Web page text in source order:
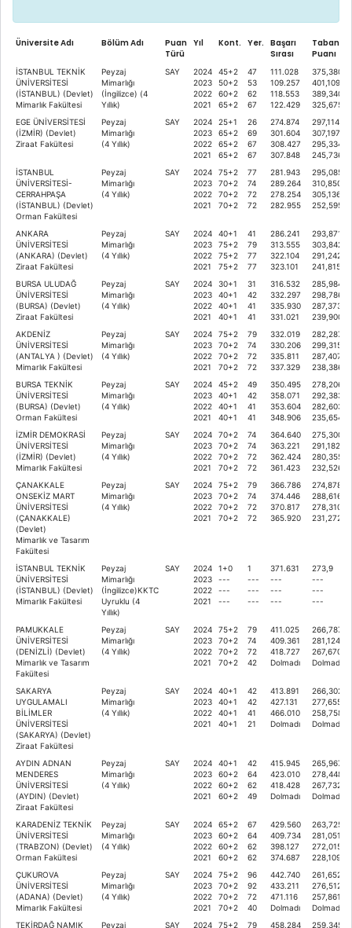
Üniversite Adı Bölüm Adı
Puan
Türü
Yıl Kont. Yer. Başarı
Sırası
Taban
Puanı
İSTANBUL TEKNİK
ÜNİVERSİTESİ
(İSTANBUL) (Devlet)
Mimarlık Fakültesi
Peyzaj
Mimarlığı
(İngilizce) (4
Yıllık)
SAY
2024
2023
2022
2021
45+2
50+2
60+2
65+2
47
53
62
67
111.028
109.257
118.553
122.429
375,38029
401,10923
389,34062
325,67560
EGE ÜNİVERSİTESİ
(İZMİR) (Devlet)
Ziraat Fakültesi
Peyzaj
Mimarlığı
(4 Yıllık)
SAY
2024
2023
2022
2021
25+1
65+2
65+2
65+2
26
69
67
67
274.874
301.604
308.427
307.848
297,11487
307,19781
295,33470
245,73646
İSTANBUL
ÜNİVERSİTESİ-
CERRAHPAŞA
(İSTANBUL) (Devlet)
Orman Fakültesi
Peyzaj
Mimarlığı
(4 Yıllık)
SAY
2024
2023
2022
2021
75+2
70+2
70+2
70+2
77
74
72
72
281.943
289.264
278.254
282.955
295,08523
310,85047
305,13661
252,59537
ANKARA
ÜNİVERSİTESİ
(ANKARA) (Devlet)
Ziraat Fakültesi
Peyzaj
Mimarlığı
(4 Yıllık)
SAY
2024
2023
2022
2021
40+1
75+2
75+2
75+2
41
79
77
77
286.241
313.555
322.104
323.101
293,87186
303,84258
291,24264
241,81556
BURSA ULUDAĞ
ÜNİVERSİTESİ
(BURSA) (Devlet)
Ziraat Fakültesi
Peyzaj
Mimarlığı
(4 Yıllık)
SAY
2024
2023
2022
2021
30+1
40+1
40+1
40+1
31
42
41
41
316.532
332.297
335.930
331.021
285,98461
298,78681
287,37300
239,90097
AKDENİZ
ÜNİVERSİTESİ
(ANTALYA ) (Devlet)
Mimarlık Fakültesi
Peyzaj
Mimarlığı
(4 Yıllık)
SAY
2024
2023
2022
2021
75+2
70+2
70+2
70+2
79
74
72
72
332.019
330.206
335.811
337.329
282,28791
299,31536
287,40739
238,38653
BURSA TEKNİK
ÜNİVERSİTESİ
(BURSA) (Devlet)
Orman Fakültesi
Peyzaj
Mimarlığı
(4 Yıllık)
SAY
2024
2023
2022
2021
45+2
40+1
40+1
40+1
49
42
41
41
350.495
358.071
353.604
348.906
278,2068
292,38349
282,60347
235,65437
İZMİR DEMOKRASİ
ÜNİVERSİTESİ
(İZMİR) (Devlet)
Mimarlık Fakültesi
Peyzaj
Mimarlığı
(4 Yıllık)
SAY
2024
2023
2022
2021
70+2
70+2
70+2
70+2
74
74
72
72
364.640
363.221
362.424
361.423
275,30097
291,18227
280,35501
232,52612
ÇANAKKALE
ONSEKİZ MART
ÜNİVERSİTESİ
(ÇANAKKALE)
(Devlet)
Mimarlık ve Tasarım
Fakültesi
Peyzaj
Mimarlığı
(4 Yıllık)
SAY
2024
2023
2022
2021
75+2
70+2
70+2
70+2
79
74
72
72
366.786
374.446
370.817
365.920
274,87879
288,61679
278,31014
231,27296
İSTANBUL TEKNİK
ÜNİVERSİTESİ
(İSTANBUL) (Devlet)
Mimarlık Fakültesi
Peyzaj
Mimarlığı
(İngilizce)KKTC
Uyruklu (4
Yıllık)
SAY
2024
2023
2022
2021
1+0
---
---
---
1
---
---
---
371.631
---
---
---
273,9
---
---
---
PAMUKKALE
ÜNİVERSİTESİ
(DENİZLİ) (Devlet)
Mimarlık ve Tasarım
Fakültesi
Peyzaj
Mimarlığı
(4 Yıllık)
SAY
2024
2023
2022
2021
75+2
70+2
70+2
70+2
79
74
72
42
411.025
409.361
418.727
Dolmadı
266,78797
281,12471
267,67016
Dolmadı
SAKARYA
UYGULAMALI
BİLİMLER
ÜNİVERSİTESİ
(SAKARYA) (Devlet)
Ziraat Fakültesi
Peyzaj
Mimarlığı
(4 Yıllık)
SAY
2024
2023
2022
2021
40+1
40+1
40+1
40+1
42
42
41
21
413.891
427.131
466.010
Dolmadı
266,30204
277,65510
258,75856
Dolmadı
AYDIN ADNAN
MENDERES
ÜNİVERSİTESİ
(AYDIN) (Devlet)
Ziraat Fakültesi
Peyzaj
Mimarlığı
(4 Yıllık)
SAY
2024
2023
2022
2021
40+1
60+2
60+2
60+2
42
64
62
49
415.945
423.010
418.428
Dolmadı
265,96754
278,44896
267,73203
Dolmadı
KARADENİZ TEKNİK
ÜNİVERSİTESİ
(TRABZON) (Devlet)
Orman Fakültesi
Peyzaj
Mimarlığı
(4 Yıllık)
SAY
2024
2023
2022
2021
65+2
60+2
60+2
60+2
67
64
62
62
429.560
409.734
398.127
374.687
263,72599
281,05177
272,01552
228,10912
ÇUKUROVA
ÜNİVERSİTESİ
(ADANA) (Devlet)
Mimarlık Fakültesi
Peyzaj
Mimarlığı
(4 Yıllık)
SAY
2024
2023
2022
2021
75+2
70+2
70+2
70+2
96
92
72
40
442.740
433.211
471.116
Dolmadı
261,65211
276,51254
257,86103
Dolmadı
TEKİRDAĞ NAMIK
Peyzaj SAY 2024 75+2 79 458.284 259,34532